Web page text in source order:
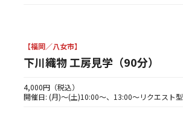
【福岡／八女市】
下川織物 工房見学（90分）
4,000円（税込）
開催日: (月)〜(土)10:00〜、13:00〜リクエスト型